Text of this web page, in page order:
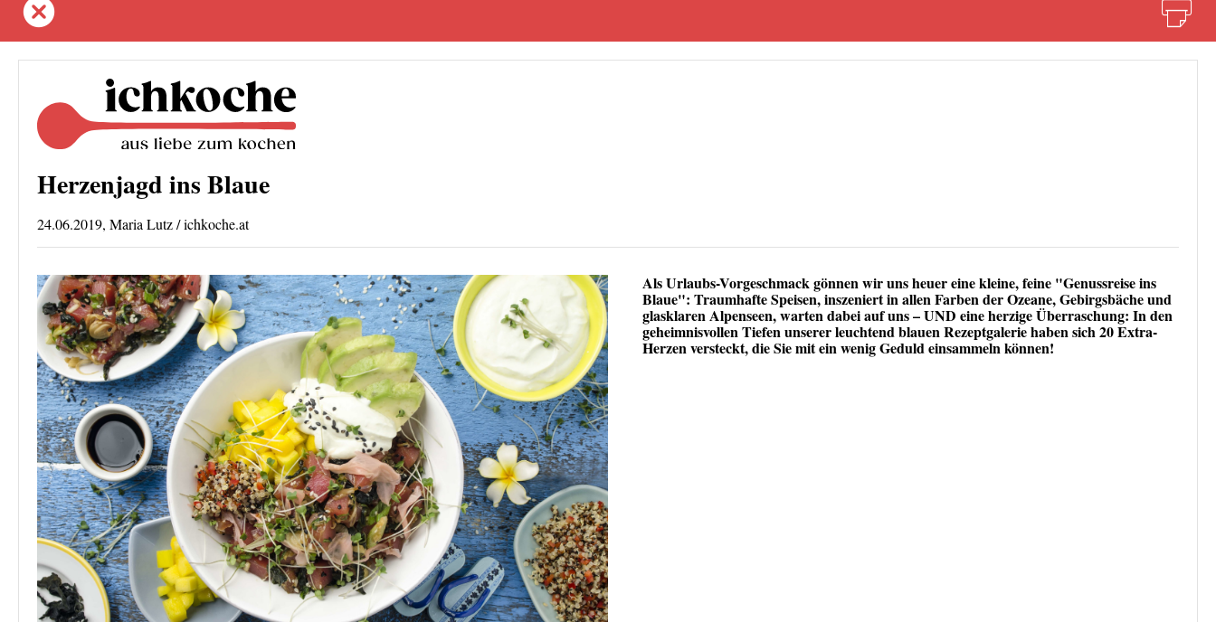
Herzenjagd ins Blaue
24.06.2019, Maria Lutz / ichkoche.at
Als Urlaubs-Vorgeschmack gönnen wir uns heuer eine kleine, feine "Genussreise ins
Blaue": Traumhafte Speisen, inszeniert in allen Farben der Ozeane, Gebirgsbäche und
glasklaren Alpenseen, warten dabei auf uns – UND eine herzige Überraschung: In den
geheimnisvollen Tiefen unserer leuchtend blauen Rezeptgalerie haben sich20 Extra-
Herzen versteckt, die Sie mit ein wenig Geduld einsammeln können!